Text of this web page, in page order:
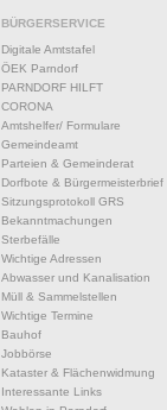
BÜRGERSERVICE
Digitale Amtstafel
ÖEK Parndorf
PARNDORF HILFT
CORONA
Amtshelfer/ Formulare
Gemeindeamt
Parteien & Gemeinderat
Dorfbote & Bürgermeisterbrief
Sitzungsprotokoll GRS
Bekanntmachungen
Sterbefälle
Wichtige Adressen
Abwasser und Kanalisation
Müll & Sammelstellen
Wichtige Termine
Bauhof
Jobbörse
Kataster & Flächenwidmung
Interessante Links